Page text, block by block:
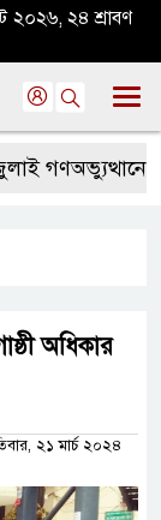
২০২৬, ২৪ শ্রাবণ
গণঅভ্যুত্থানের
অধিকার
২১ মার্চ ২০২৪